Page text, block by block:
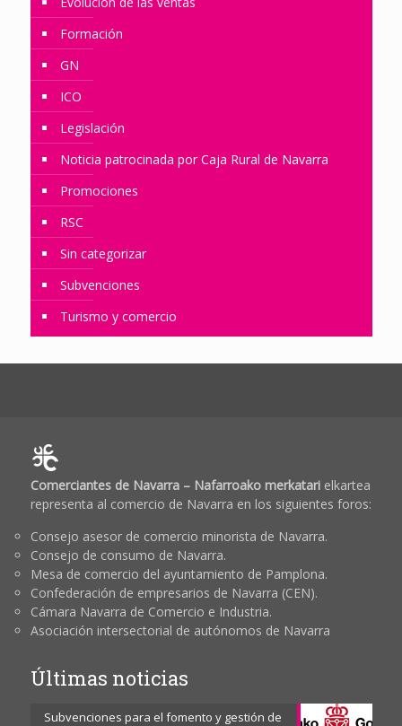
Formación
GN
ICO
Legislación
Noticia patrocinada por Caja Rural de Navarra
Promociones
RSC
Sin categorizar
Subvenciones
Turismo y comercio
Comerciantes de Navarra – Nafarroako merkatarielkartea
representa al comercio de Navarra en los siguientes foros:
Consejo asesor de comercio minorista de Navarra.
Consejo de consumo de Navarra.
Mesa de comercio del ayuntamiento de Pamplona.
Confederación de empresarios de Navarra (CEN).
Cámara Navarra de Comercio e Industria.
Asociación intersectorial de autónomos de Navarra
Últimas noticias
Subvenciones para el fomento y gestión de